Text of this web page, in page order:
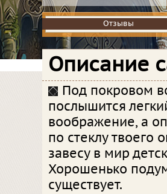
Отзывы
Отзывы
Описание
Под покровом
послышится
воображение, а
по стеклу твоего
завесу в мир
Хорошенько
существует.